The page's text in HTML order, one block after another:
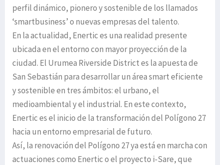
perfil dinámico, pionero y sostenible de los llamados
‘smartbusiness’ o nuevas empresas del talento.
En la actualidad, Enertic es una realidad presente
ubicada en el entorno con mayor proyección de la
ciudad. El Urumea Riverside District es la apuesta de
San Sebastián para desarrollar un área smart eficiente
y sostenible en tres ámbitos: el urbano, el
medioambiental y el industrial. En este contexto,
Enertic es el inicio de la transformación del Polígono 27
hacia un entorno empresarial de futuro.
Así, la renovación del Polígono 27 ya está en marcha con
actuaciones como Enertic o el proyecto i-Sare, que